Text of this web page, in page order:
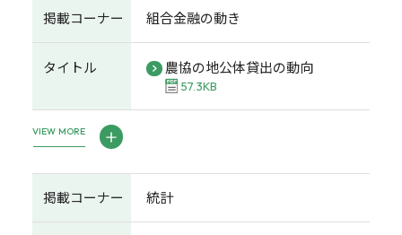
掲載コーナー 組合金融の動き
タイトル 農協の地公体貸出の動向
57.3KB
VIEW MORE
掲載コーナー 統計